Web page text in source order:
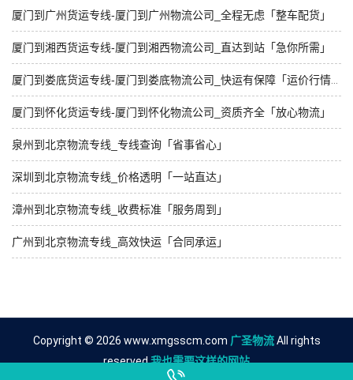
厦门到广州货运专线-厦门到广州物流公司_全程无虑「整车配货」
厦门到湘西货运专线-厦门到湘西物流公司_直达到站「急你所需」
厦门到怀化货运专线-厦门到怀化物流公司_资质齐全「放心物流」
泉州到北京物流专线_专线查询「省事省心」
深圳到北京物流专线_价格透明「一站直达」
漳州到北京物流专线_收费标准「服务周到」
广州到北京物流专线_高效快运「合同承运」
Copyright © 2026 www.xmgsscm.com 广圣物流All rights
reserved.我也需要这样的网站